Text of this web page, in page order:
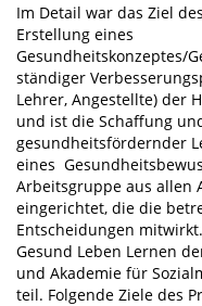
Im Detail war das Ziel
Erstellung eines
Gesundheitskonzeptes/
ständiger
Lehrer, Angestellte) der
und ist die Schaffung
gesundheitsfördernder
eines
Arbeitsgruppe aus allen
eingerichtet, die die
Entscheidungen
Gesund Leben Lernen
und Akademie für
teil. Folgende Ziele des